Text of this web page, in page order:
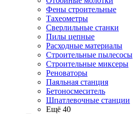
Фены строительные
Тахеометры
Сверлильные станки
Пилы цепные
Расходные материалы
Строительные пылесосы
Строительные миксеры
Реноваторы
Паяльная станция
Бетоносмеситель
Шпатлевочные станции
Ещё 40